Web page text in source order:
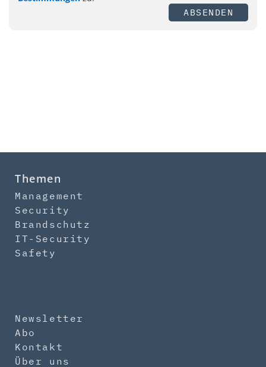
ABSENDEN
Themen
Management
Security
Brandschutz
IT-Security
Safety
Newsletter
Abo
Kontakt
Über uns